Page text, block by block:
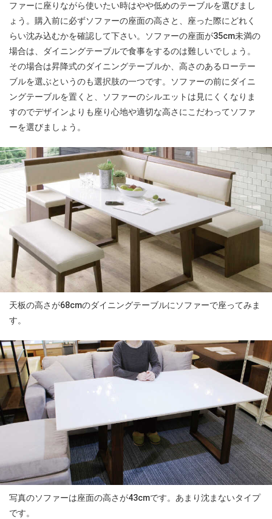
ファーに座りながら使いたい時はやや低めのテーブルを選びまし
ょう。購入前に必ずソファーの座面の高さと、座った際にどれく
らい沈み込むかを確認して下さい。ソファーの座面が35cm未満の
場合は、ダイニングテーブルで食事をするのは難しいでしょう。
その場合は昇降式のダイニングテーブルか、高さのあるローテー
ブルを選ぶというのも選択肢の一つです。ソファーの前にダイニ
ングテーブルを置くと、ソファーのシルエットは見にくくなりま
すのでデザインよりも座り心地や適切な高さにこだわってソファ
ーを選びましょう。
天板の高さが68cmのダイニングテーブルにソファーで座ってみま
す。
写真のソファーは座面の高さが43cmです。あまり沈まないタイプ
です。